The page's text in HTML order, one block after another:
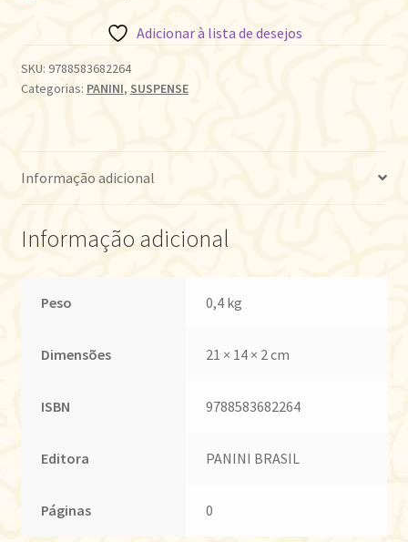
Adicionar à lista de desejos
SKU: 9788583682264
Categorias: PANINI, SUSPENSE
Informação adicional
Informação adicional
Peso 0,4 kg
Dimensões 21 × 14 × 2 cm
ISBN 9788583682264
Editora PANINI BRASIL
Páginas 0